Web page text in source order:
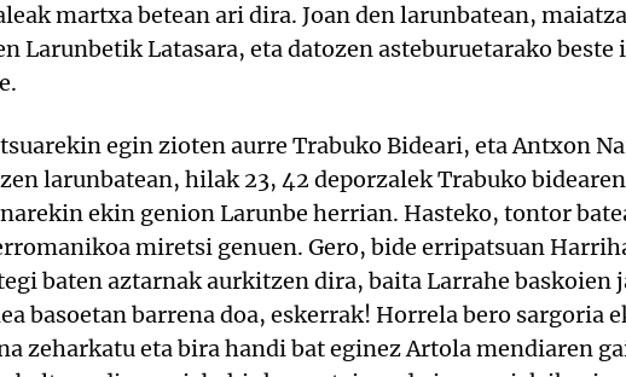
martxa betean ari dira. Joan den larunbatean,
Larunbetik Latasara, eta datozen asteburuetarako beste
egin zioten aurre Trabuko Bideari, eta Antxon
larunbatean, hilak 23, 42 deporzalek Trabuko
ekin genion Larunbe herrian. Hasteko, tontor
miretsi genuen. Gero, bide erripatsuan
baten aztarnak aurkitzen dira, baita Larrahe baskoien
basoetan barrena doa, eskerrak! Horrela bero sargoria
zeharkatu eta bira handi bat eginez Artola mendiaren